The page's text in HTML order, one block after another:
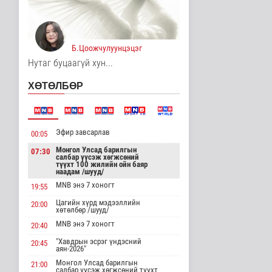
Торгоны замын цуваа
6000 гаруй километр
Байгаль орчин
5 цаг 26 минутын өмнө
“Турбингенерат..
Улс төр
6 цаг 40 минутын өмнө
зөвлөлдөх хэлэлцүүлэг
боллоо
Улс төр
6 цаг 42 минутын өмнө
“Нүүрс-пиролизын
үйлдвэр” төслийн
чиглэл, хамтын..
6 цаг 45 минутын өмнө
ЦАГ АГААР:
Б.Цоожчулуунцэцэг
Нутаг буцаагүй хун...
ХӨТӨЛБӨР
00:05 Эфир завсарлав
07:30
Монгол Улсад барилгын
салбар үүсэж хөгжсөний
түүхт 100 жилийн ойн баяр
наадам /шууд/
19:55
MNB энэ 7 хоногт
20:00
Цагийн хүрд мэдээллийн
хөтөлбөр /шууд/
20:40
MNB энэ 7 хоногт
20:45
"Хавдрын эсрэг үндэсний
аян-2026"
21:00
Монгол Улсад барилгын
салбар үүсэж хөгжсөний түүхт